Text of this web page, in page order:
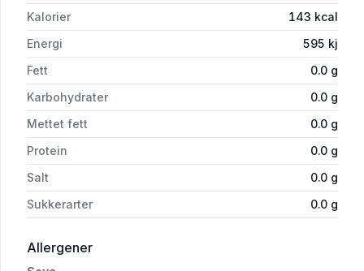
Kalorier 143 kcal
Energi
595 kj
Fett
0.0 g
Karbohydrater
0.0 g
Mettet fett
0.0 g
Protein
0.0 g
Salt
0.0 g
Sukkerarter
0.0 g
Allergeneri 'Tofu Naturell'